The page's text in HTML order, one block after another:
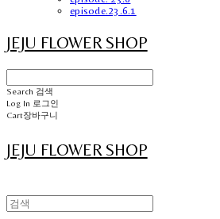
episode.23.6.1
JEJU FLOWER SHOP
Search 검색
Log In 로그인
Cart장바구니
JEJU FLOWER SHOP